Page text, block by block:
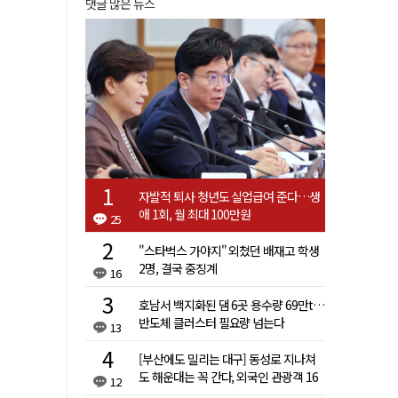
댓글 많은 뉴스
25
자발적 퇴사 청년도 실업급여 준다…생
애 1회, 월 최대 100만원
16
"스타벅스 가야지" 외쳤던 배재고 학생
2명, 결국 중징계
13
호남서 백지화된 댐 6곳 용수량 69만t…
반도체 클러스터 필요량 넘는다
12
[부산에도 밀리는 대구] 동성로 지나쳐
도 해운대는 꼭 간다, 외국인 관광객 16